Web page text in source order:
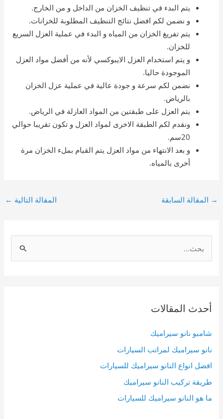
يتم البدء في تنظيف الخزان من الداخل و من الخارج.
و نضمن لكم افضل نتائج التنظيف المطلوبة للخزانات.
يتم تفريغ الخزان من المياه و البدء في عملية العزل السريع
للخزان.
و يتم استخدام العزل الايبوكسي لأنه من أفضل مواد العزل
الموجودة حاليا.
نضمن لكم سرعة و جودة عالية في عملية عزل الخزان
بالرياض.
يتم العزل على طبقتين من المواد العازلة في الرياض.
ونقدم لكم الطبقة الاخرى لمواد العزل و تكون تقريبا حوالي
20سم.
و بعد الانتهاء من مواد العزل يتم القيام بملء الخزان مرة
أخرى بالمياه.
Post→ المقالة السابقة المقالة التالية ←
c
h
:
أحدث المقالات
شامبو نانو سيراميك
نانو سيراميك لمراتب السيارات
افضل انواع النانو سيراميك للسيارات
طريقة تركيب النانو سيراميك
ما هو النانو سيراميك للسيارات